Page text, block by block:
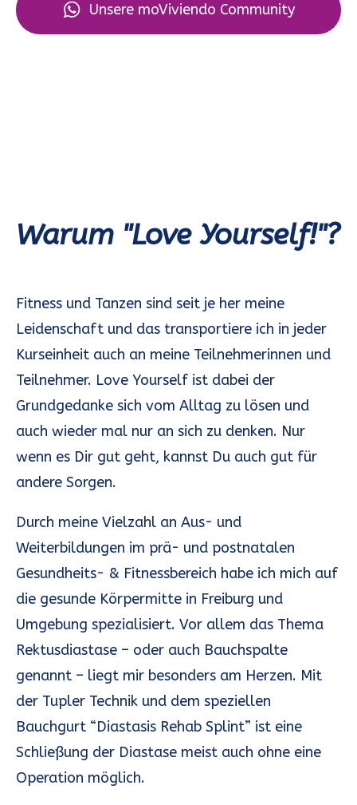
Unsere moViviendo Community
Warum "Love Yourself!"?
Fitness und Tanzen sind seit je her meine
Leidenschaft und das transportiere ich in jeder
Kurseinheit auch an meine Teilnehmerinnen und
Teilnehmer. Love Yourself ist dabei der
Grundgedanke sich vom Alltag zu lösen und
auch wieder mal nur an sich zu denken. Nur
wenn es Dir gut geht, kannst Du auch gut für
andere Sorgen.
Durch meine Vielzahl an Aus- und
Weiterbildungen im prä- und postnatalen
Gesundheits- & Fitnessbereich habe ich mich auf
die gesunde Körpermitte in Freiburg und
Umgebung spezialisiert. Vor allem das Thema
Rektusdiastase – oder auch Bauchspalte
genannt – liegt mir besonders am Herzen. Mit
der Tupler Technik und dem speziellen
Bauchgurt “Diastasis Rehab Splint” ist eine
Schließung der Diastase meist auch ohne eine
Operation möglich.